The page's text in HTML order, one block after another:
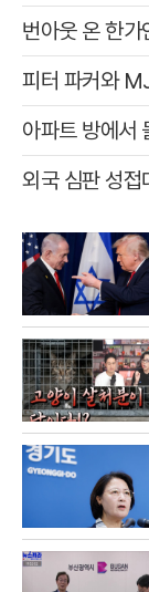
번아웃 온 한가
피터 파커와
아파트 방에서
외국 심판 성접